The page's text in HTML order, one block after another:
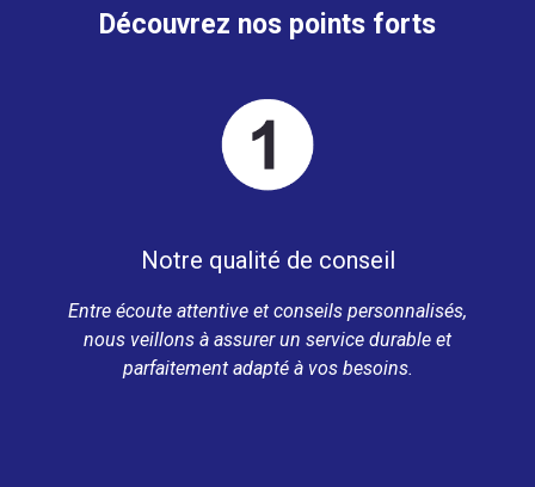
Découvrez nos points forts
Notre qualité de conseil
Entre écoute attentive et conseils personnalisés,
nous veillons à assurer un service durable et
parfaitement adapté à vos besoins.